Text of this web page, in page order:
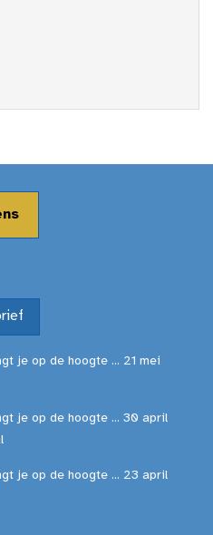
je op de hoogte ... 21 mei
je op de hoogte ... 30 april
je op de hoogte ... 23 april